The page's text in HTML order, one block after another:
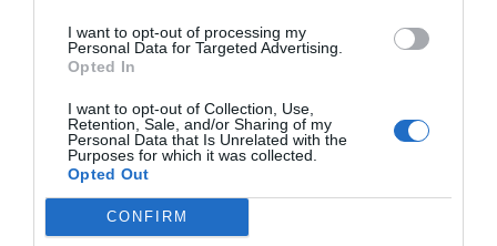
I want to opt-out of processing my
Personal Data for Targeted Advertising.
Opted In
I want to opt-out of Collection, Use,
Retention, Sale, and/or Sharing of my
Personal Data that Is Unrelated with the
Purposes for which it was collected.
Opted Out
CONFIRM